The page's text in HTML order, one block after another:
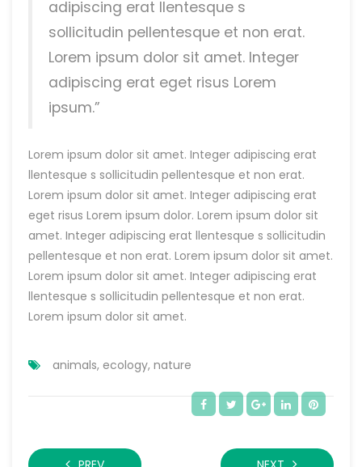
adipiscing erat llentesque s
sollicitudin pellentesque et non erat.
Lorem ipsum dolor sit amet. Integer
adipiscing erat eget risus Lorem
ipsum.”
Lorem ipsum dolor sit amet. Integer adipiscing erat
llentesque s sollicitudin pellentesque et non erat.
Lorem ipsum dolor sit amet. Integer adipiscing erat
eget risus Lorem ipsum dolor. Lorem ipsum dolor sit
amet. Integer adipiscing erat llentesque s sollicitudin
pellentesque et non erat. Lorem ipsum dolor sit amet.
Lorem ipsum dolor sit amet. Integer adipiscing erat
llentesque s sollicitudin pellentesque et non erat.
Lorem ipsum dolor sit amet.
animals, ecology, nature